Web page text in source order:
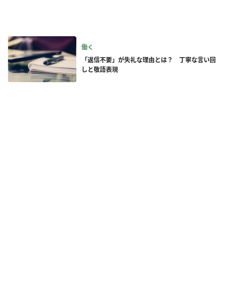
働く
「返信不要」が失礼な理由とは？ 丁寧な言い回
しと敬語表現